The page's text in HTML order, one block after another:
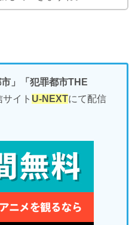
市」「犯罪都市THE
イト U-NEXTにて配信